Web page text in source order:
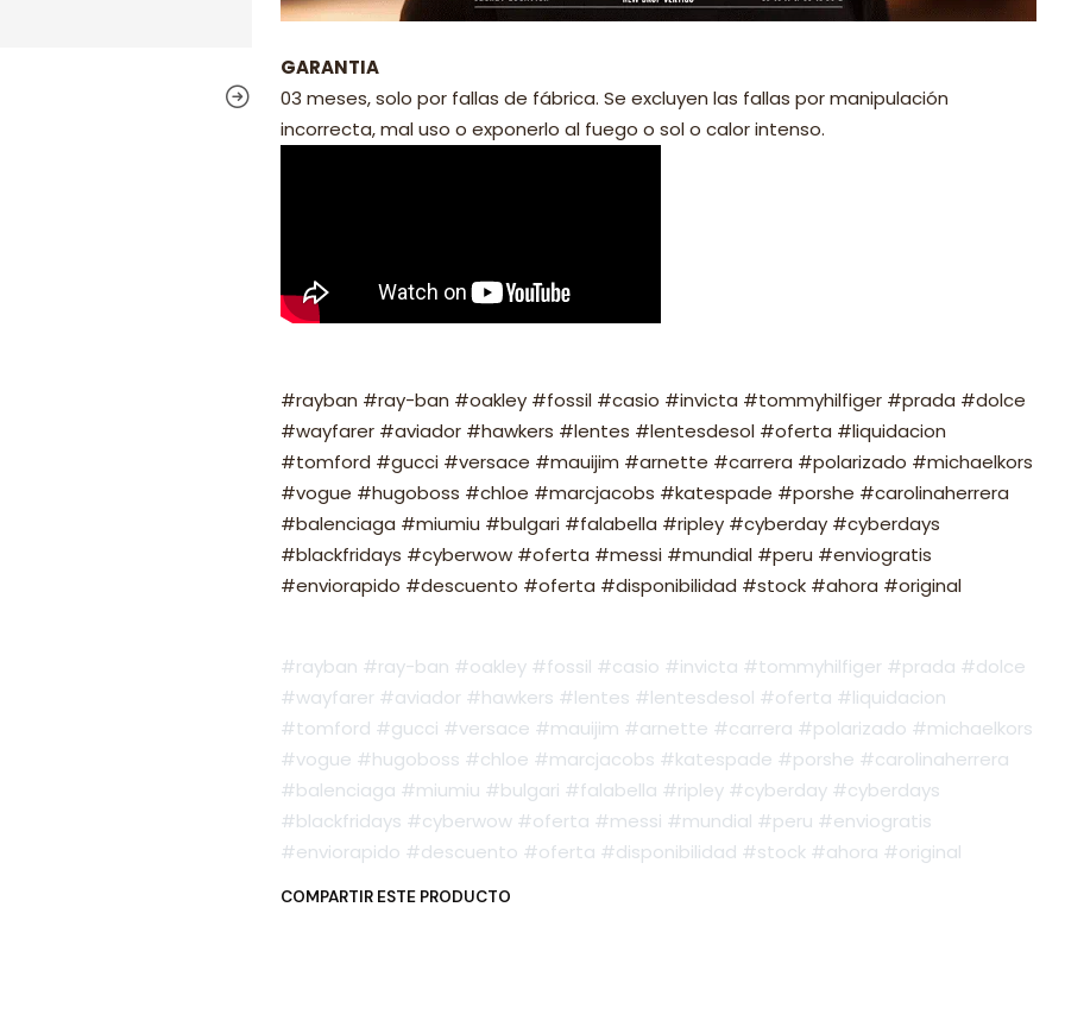
GARANTIA
03 meses, solo por fallas de fábrica. Se excluyen las fallas por manipulación
incorrecta, mal uso o exponerlo al fuego o sol o calor intenso.
#rayban #ray-ban #oakley #fossil #casio #invicta #tommyhilfiger #prada #dolce
#wayfarer #aviador #hawkers #lentes #lentesdesol #oferta #liquidacion
#tomford #gucci #versace #mauijim #arnette #carrera #polarizado #michaelkors
#vogue #hugoboss #chloe #marcjacobs #katespade #porshe #carolinaherrera
#balenciaga #miumiu #bulgari #falabella #ripley #cyberday #cyberdays
#blackfridays #cyberwow #oferta #messi #mundial #peru #enviogratis
#enviorapido #descuento #oferta #disponibilidad #stock #ahora #original
#rayban #ray-ban #oakley #fossil #casio #invicta #tommyhilfiger #prada #dolce
#wayfarer #aviador #hawkers #lentes #lentesdesol #oferta #liquidacion
#tomford #gucci #versace #mauijim #arnette #carrera #polarizado #michaelkors
#vogue #hugoboss #chloe #marcjacobs #katespade #porshe #carolinaherrera
#balenciaga #miumiu #bulgari #falabella #ripley #cyberday #cyberdays
#blackfridays #cyberwow #oferta #messi #mundial #peru #enviogratis
#enviorapido #descuento #oferta #disponibilidad #stock #ahora #original
COMPARTIR ESTE PRODUCTO